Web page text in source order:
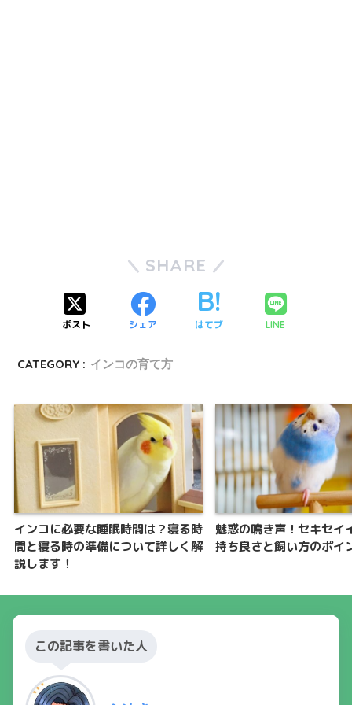
SHARE
ポスト シェア はてブ LINE
CATEGORY : インコの育て方
インコに必要な睡眠時間は？寝る時
間と寝る時の準備について詳しく解
説します！
魅惑の鳴き声！セキセイ
持ち良さと飼い方のポイ
この記事を書いた人